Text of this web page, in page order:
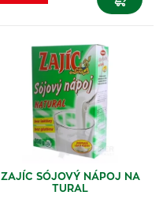
ZAJÍC SÓJOVÝ NÁPOJ NA
TURAL